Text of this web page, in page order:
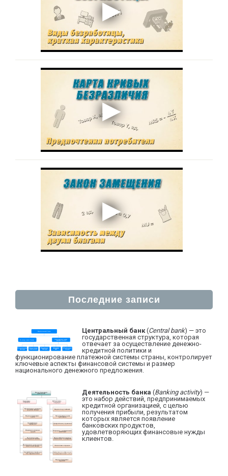
Последние записи
Центральный банк(Central bank) — это
государственная структура, которая
отвечает за осуществление денежно-
кредитной политики и
функционирование платежной системы страны, контролирует
ключевые аспекты финансовой системы и размер
национального денежного предложения.
Деятельность банка (Banking activity) —
это набор действий, предпринимаемых
кредитной организацией, с целью
получения прибыли, результатом
которых является появление
банковских продуктов,
удовлетворяющих финансовые нужды
клиентов.